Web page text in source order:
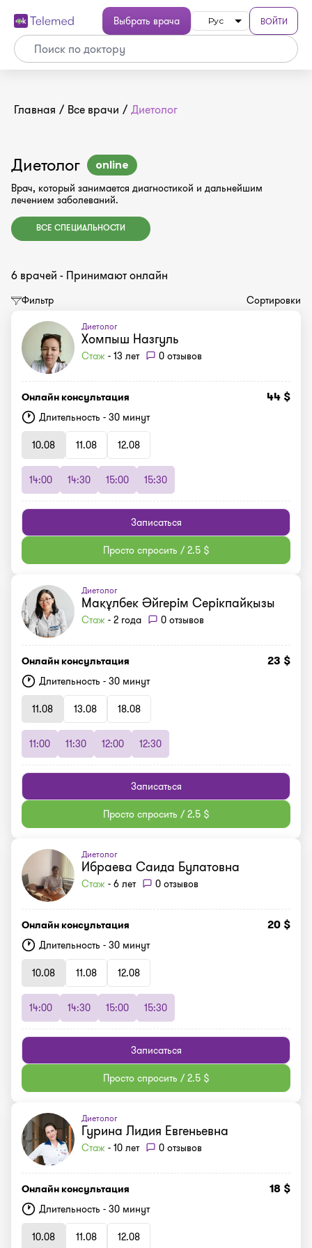
Выбрать врача Рус ВОЙТИ
Главная / Все врачи / Диетолог
Диетолог online
Врач, который занимается диагностикой и дальнейшим
лечением заболеваний.
ВСЕ СПЕЦИАЛЬНОСТИ
6 врачей - Принимают онлайн
Фильтр Сортировки
Диетолог
Хомпыш Назгуль
Стаж - 13 лет 0 отзывов
Онлайн консультация 44 $
Длительность - 30 минут
10.08
11.08 12.08
14:00 14:30 15:00 15:30
Записаться
Просто спросить / 2.5 $
Диетолог
Мақұлбек Әйгерім Серікпайқызы
Стаж - 2 года 0 отзывов
Онлайн консультация 23 $
Длительность - 30 минут
11.08
13.08 18.08
11:00 11:30 12:00 12:30
Записаться
Просто спросить / 2.5 $
Диетолог
Ибраева Саида Булатовна
Стаж - 6 лет 0 отзывов
Онлайн консультация 20 $
Длительность - 30 минут
10.08
11.08 12.08
14:00 14:30 15:00 15:30
Записаться
Просто спросить / 2.5 $
Диетолог
Гурина Лидия Евгеньевна
Стаж - 10 лет 0 отзывов
Онлайн консультация 18 $
Длительность - 30 минут
10.08
11.08 12.08